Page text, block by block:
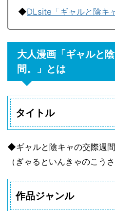
◆DLsite「ギャルと陰キ
大人漫画「ギャルと
間。」とは
タイトル
◆ギャルと陰キャの交際週間
（ぎゃるといんきゃのこう
作品ジャンル